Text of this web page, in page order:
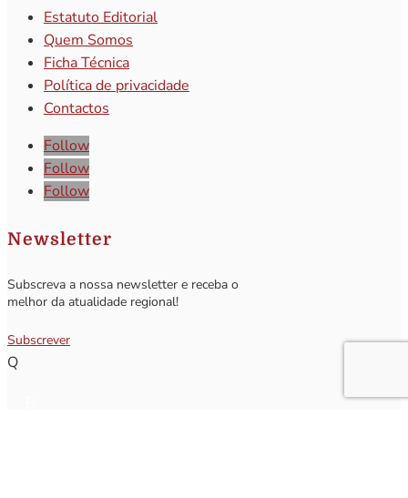
Estatuto Editorial
Quem Somos
Ficha Técnica
Política de privacidade
Contactos
Follow
Follow
Follow
Newsletter
Subscreva a nossa newsletter e receba o
melhor da atualidade regional!
Subscrever
Q